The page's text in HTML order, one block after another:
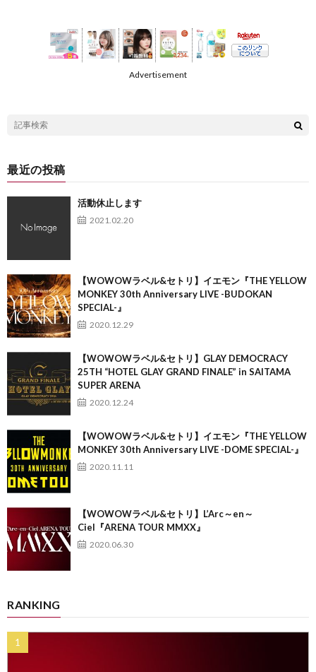
Advertisement
最近の投稿
活動休止します
2021.02.20
【WOWOWラベル&セトリ】イエモン『THE YELLOW
MONKEY 30th Anniversary LIVE -BUDOKAN
SPECIAL-』
2020.12.29
【WOWOWラベル&セトリ】GLAY DEMOCRACY
25TH “HOTEL GLAY GRAND FINALE” in SAITAMA
SUPER ARENA
2020.12.24
【WOWOWラベル&セトリ】イエモン『THE YELLOW
MONKEY 30th Anniversary LIVE -DOME SPECIAL-』
2020.11.11
【WOWOWラベル&セトリ】L’Arc～en～
Ciel『ARENA TOUR MMXX』
2020.06.30
RANKING